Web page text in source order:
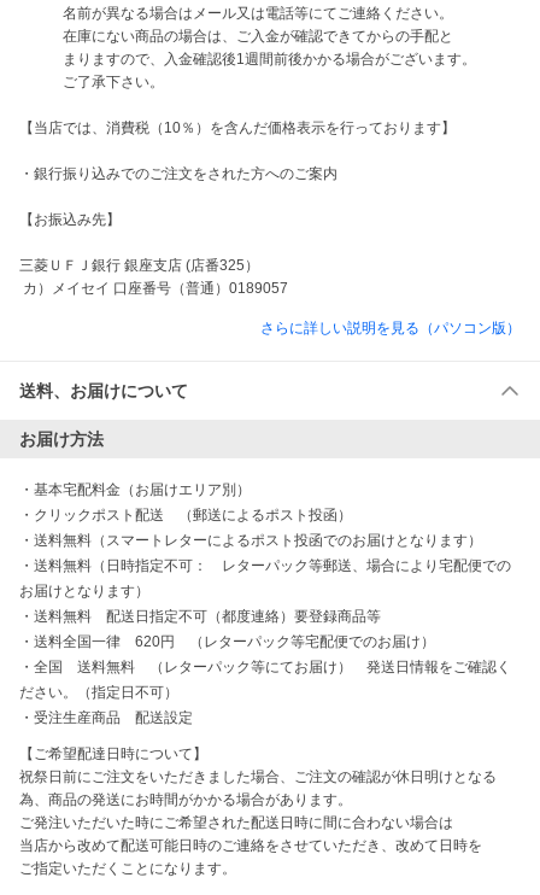
名前が異なる場合はメール又は電話等にてご連絡ください。
在庫にない商品の場合は、ご入金が確認できてからの手配と
まりますので、入金確認後1週間前後かかる場合がございます。
ご了承下さい。
【当店では、消費税（10％）を含んだ価格表示を行っております】
・銀行振り込みでのご注文をされた方へのご案内
【お振込み先】
三菱ＵＦＪ銀行 銀座支店 (店番325）
さらに詳しい説明を見る（パソコン版）
送料、お届けについて
お届け方法
・ 基本宅配料金（お届けエリア別）
・ クリックポスト配送　（郵送によるポスト投函）
・ 送料無料（スマートレターによるポスト投函でのお届けとなります）
・ 送料無料（日時指定不可：　レターパック等郵送、場合により宅配便での
お届けとなります）
・ 送料無料　配送日指定不可（都度連絡）要登録商品等
・ 送料全国一律　620円　（レターパック等宅配便でのお届け）
・ 全国　送料無料　（レターパック等にてお届け）　発送日情報をご確認く
ださい。（指定日不可）
・ 受注生産商品　配送設定
【ご希望配達日時について】
祝祭日前にご注文をいただきました場合、ご注文の確認が休日明けとなる
為、商品の発送にお時間がかかる場合があります。
ご発注いただいた時にご希望された配送日時に間に合わない場合は
当店から改めて配送可能日時のご連絡をさせていただき、改めて日時を
ご指定いただくことになります。